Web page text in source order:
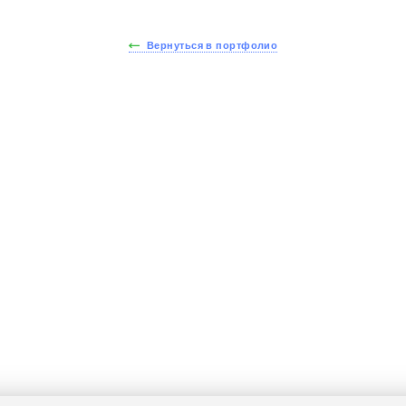
Вернуться в портфолио